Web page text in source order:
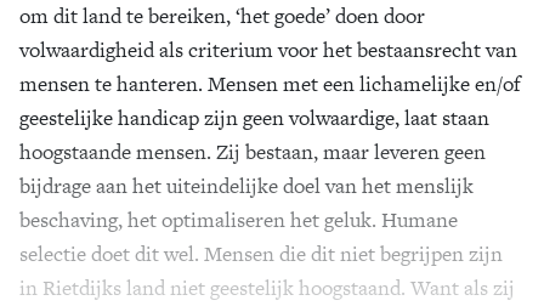
om dit land te bereiken, ‘het goede’ doen door
volwaardigheid als criterium voor het bestaansrecht van
mensen te hanteren. Mensen met een lichamelijke en/of
geestelijke handicap zijn geen volwaardige, laat staan
hoogstaande mensen. Zij bestaan, maar leveren geen
bijdrage aan het uiteindelijke doel van het menslijk
beschaving, het optimaliseren het geluk. Humane
selectie doet dit wel. Mensen die dit niet begrijpen zijn
in Rietdijks land niet geestelijk hoogstaand. Want als zij